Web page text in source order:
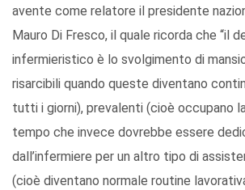
avente come relatore il presidente
Mauro Di Fresco, il quale ricorda che “il
infermieristico è lo svolgimento di
risarcibili quando queste diventano
tutti i giorni), prevalenti (cioè occupano
tempo che invece dovrebbe essere
dall’infermiere per un altro tipo di
(cioè diventano normale routine